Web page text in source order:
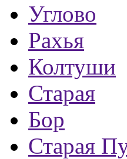
Углово
Рахья
Колтуши
Старая
Бор
Старая